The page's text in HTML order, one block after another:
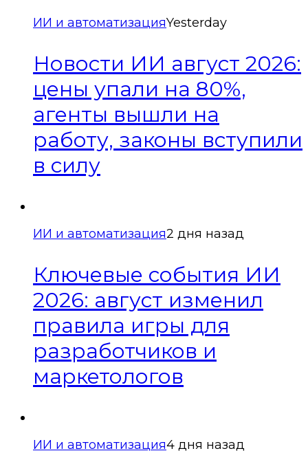
ИИ и автоматизацияYesterday
Новости ИИ август 2026:
цены упали на 80%,
агенты вышли на
работу, законы вступили
в силу
ИИ и автоматизация2 дня назад
Ключевые события ИИ
2026: август изменил
правила игры для
разработчиков и
маркетологов
ИИ и автоматизация4 дня назад